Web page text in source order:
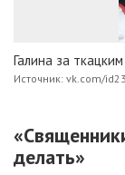
Галина за
Источник: vk.com/
делать»